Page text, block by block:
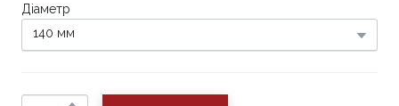
Діаметр